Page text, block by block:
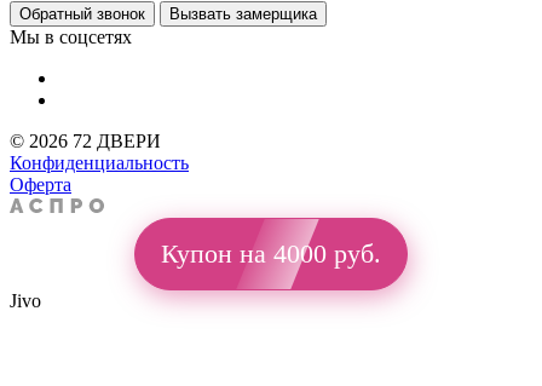
Обратный звонок Вызвать замерщика
Мы в соцсетях
© 2026 72 ДВЕРИ
Конфиденциальность
Оферта
Купон на 4000 руб.
Jivo